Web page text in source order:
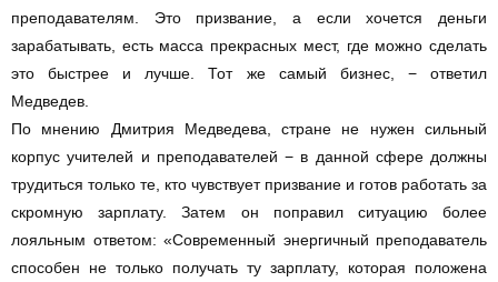
преподавателям. Это призвание, а если хочется деньги
зарабатывать, есть масса прекрасных мест, где можно сделать
это быстрее и лучше. Тот же самый бизнес, − ответил
Медведев.
По мнению Дмитрия Медведева, стране не нужен сильный
корпус учителей и преподавателей − в данной сфере должны
трудиться только те, кто чувствует призвание и готов работать за
скромную зарплату. Затем он поправил ситуацию более
лояльным ответом: «Современный энергичный преподаватель
способен не только получать ту зарплату, которая положена